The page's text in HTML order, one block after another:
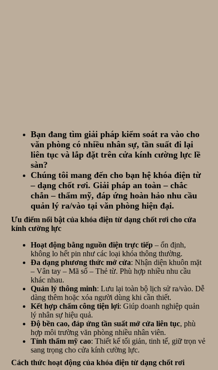
Bạn đang tìm giải pháp kiểm soát ra vào cho
văn phòng có nhiều nhân sự, tần suất đi lại
liên tục và lắp đặt trên cửa kính cường lực lề
sàn?
Chúng tôi mang đến cho bạn hệ khóa điện từ
– dạng chốt rơi. Giải pháp an toàn – chắc
chắn – thẩm mỹ, đáp ứng hoàn hảo nhu cầu
quản lý ra/vào tại văn phòng hiện đại.
Ưu điểm nổi bật của khóa điện từ dạng chốt rơi cho cửa
kính cường lực
Hoạt động bằng nguồn điện trực tiếp – ổn định,
không lo hết pin như các loại khóa thông thường.
Đa dạng phương thức mở cửa: Nhận diện khuôn mặt
– Vân tay – Mã số – Thẻ từ. Phù hợp nhiều nhu cầu
khác nhau.
Quản lý thông minh: Lưu lại toàn bộ lịch sử ra/vào. Dễ
dàng thêm hoặc xóa người dùng khi cần thiết.
Kết hợp chấm công tiện lợi: Giúp doanh nghiệp quản
lý nhân sự hiệu quả.
Độ bền cao, đáp ứng tần suất mở cửa liên tục, phù
hợp môi trường văn phòng nhiều nhân viên.
Tính thẩm mỹ cao: Thiết kế tối giản, tinh tế, giữ trọn vẻ
sang trọng cho cửa kính cường lực.
Cách thức hoạt động của khóa điện từ dạng chốt rơi